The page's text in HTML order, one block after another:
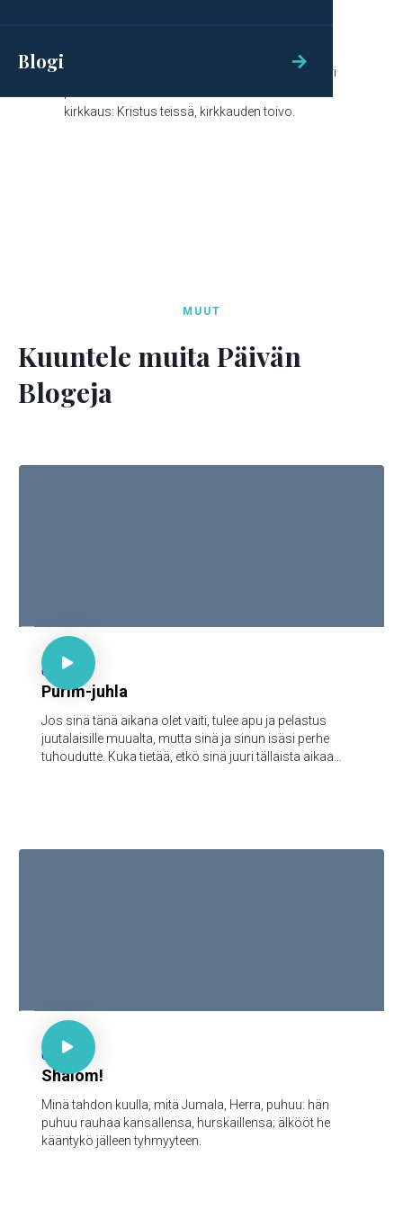
Blogi 
joille Jumala tahtoi tehdä tiettäväksi, kuinka suuri
kirkkaus: Kristus teissä, kirkkauden toivo.
MUUT
Kuuntele muita Päivän
Blogeja
Est. 4:14

67
Purim-juhla
Jos sinä tänä aikana olet vaiti, tulee apu ja pelastus
juutalaisille muualta, mutta sinä ja sinun isäsi perhe
tuhoudutte. Kuka tietää, etkö sinä juuri tällaista aikaa
Ps 85:9

66
Shalom!
Minä tahdon kuulla, mitä Jumala, Herra, puhuu: hän
puhuu rauhaa kansallensa, hurskaillensa; älkööt he
kääntykö jälleen tyhmyyteen.